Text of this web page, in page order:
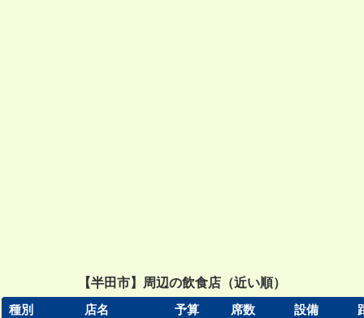
【半田市】周辺の飲食店（近い順）
種別 店名 予算 席数 設備